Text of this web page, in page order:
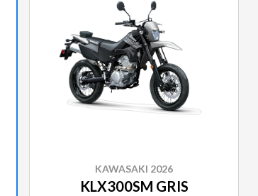
KAWASAKI 2026
KLX300SM GRIS